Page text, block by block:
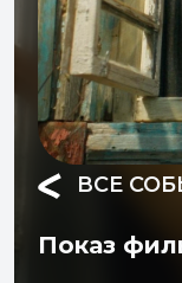
ВСЕ
Показ